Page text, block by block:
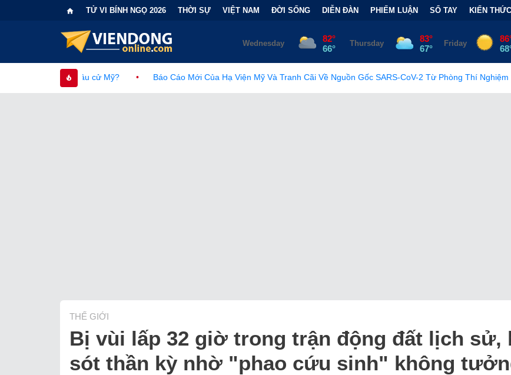
TỬ VI BÍNH NGỌ 2026 THỜI SỰ VIỆT NAM ĐỜI SỐNG DIỄN ĐÀN PHIẾM LUẬN SỔ TAY KIẾN THỨC
Báo Cáo Mới Của Hạ Viện Mỹ Và Tranh Cãi Về Nguồn Gốc SARS-CoV-2 Từ Phòng Thí Nghiệm • FCC Chính
THẾ GIỚI
Bị vùi lấp 32 giờ trong trận động đất lịch sử,
sót thần kỳ nhờ "phao cứu sinh" không